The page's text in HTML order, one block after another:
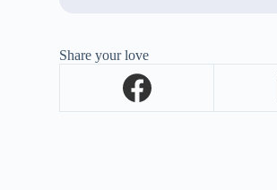
Share your love